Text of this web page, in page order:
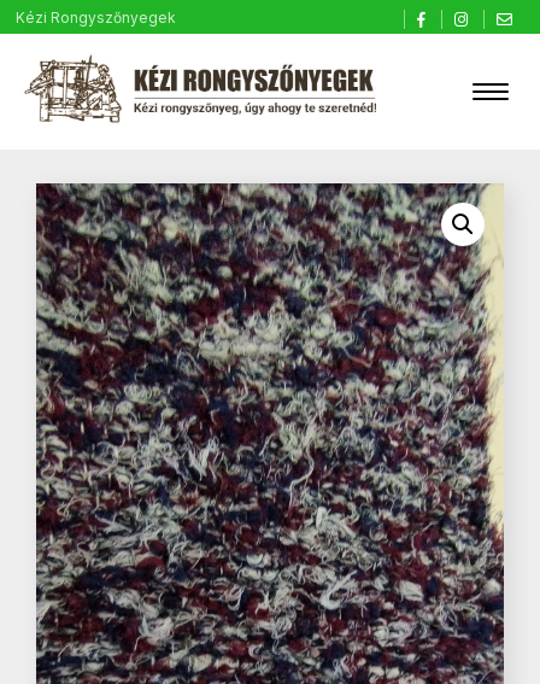
Kézi Rongyszőnyegek